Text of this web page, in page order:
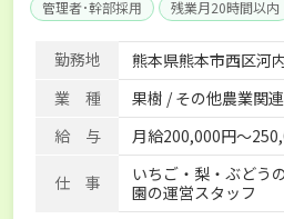
管理者･幹部採用
残業月20時間以内
独立支援可能 社会
勤務地
熊本県熊本市西区河
業 種
果樹 / その他農業関
給 与
月給200,000円～
仕 事
いちご・梨・ぶどう
園の運営スタッフ